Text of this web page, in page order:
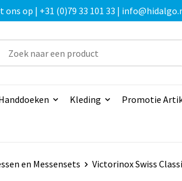
op | +31 (0)79 33 101 33 |
Kleding Promotie
en Messensets Victorinox Swiss